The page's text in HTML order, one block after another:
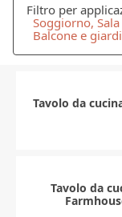
Filtro per
Soggiorno,
Balcone e
Tavolo da
Tavolo da